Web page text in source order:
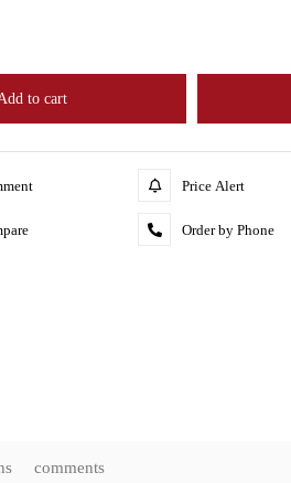
to cart
Price Alert
Order by Phone
comments